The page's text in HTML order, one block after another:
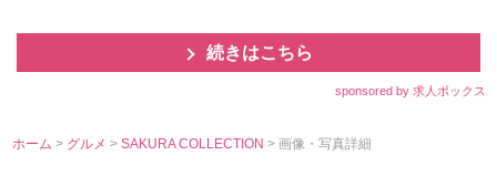
続きはこちら
sponsored by 求人ボックス
ホーム > グルメ>SAKURA COLLECTION> 画像・写真詳細